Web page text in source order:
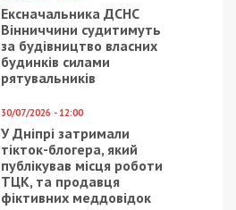
Ексначальника ДСНС
Вінниччини судитимуть
за будівництво власних
будинків силами
рятувальників
30/07/2026 - 12:00
У Дніпрі затримали
тікток-блогера, який
публікував місця роботи
ТЦК, та продавця
фіктивних меддовідок